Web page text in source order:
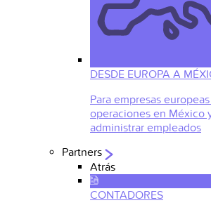
DESDE EUROPA A
Para empresas
operaciones en México
administrar empleados
Partners
Atrás
CONTADORES